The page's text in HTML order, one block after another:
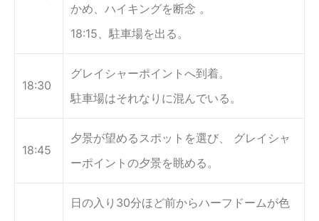
かめ、ハイキングを断念 。
18:15、駐車場を出る。
18:30
グレイシャーポイントへ到着。
駐車場はそれなりに混んでいる。
18:45
夕景が望めるスポットを選び、 グレイシャ
ーポイントの夕景を眺める。
日の入り30分ほど前からハーフドームが色